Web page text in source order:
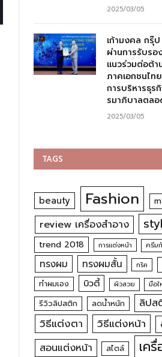
2025/03/05
เก้ามงคล กรุ๊
ผ่านการรับรอ
แนวร่วมต่อต้
ภาคเอกชนไท
การบริหารธุร
รมาภิบาลตล
2025/03/05
TAGS
beauty Fashion
review เครื่องสำอาง
trend 2018 การแต่งหน้า ครีม
ทรงผม ทรงผมสั้น ทริค
ทำผมเอง บิวตี้ ผิวสวย มือ
รีวิวลิปสติก ลดน้ำหนัก ลิปส
วิธีแต่งตา วิธีแต่งหน้า
สอนแต่งหน้า สไตล์ เค